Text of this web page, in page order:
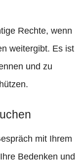
Rechte, wenn
weitergibt. Es ist
und zu
mit Ihrem
Bedenken und